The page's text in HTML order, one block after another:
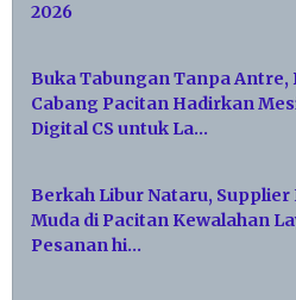
2026
Buka Tabungan Tanpa Antre,
Cabang Pacitan Hadirkan
Digital CS untuk La…
Berkah Libur Nataru, Supplier
Muda di Pacitan Kewalahan
Pesanan hi…